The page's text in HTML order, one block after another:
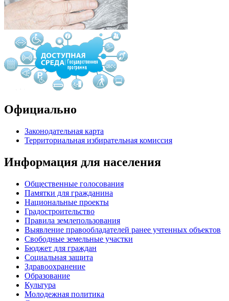
Официально
Законодательная карта
Территориальная избирательная комиссия
Информация для населения
Общественные голосования
Памятки для гражданина
Национальные проекты
Градостроительство
Правила землепользования
Выявление правообладателей ранее учтенных объектов
Свободные земельные участки
Бюджет для граждан
Социальная защита
Здравоохранение
Образование
Культура
Молодежная политика